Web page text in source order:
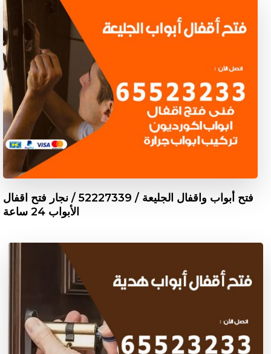
فتح أبواب واقفال الجليعة / 52227339 / نجار فتح اقفال
الأبواب 24 ساعة